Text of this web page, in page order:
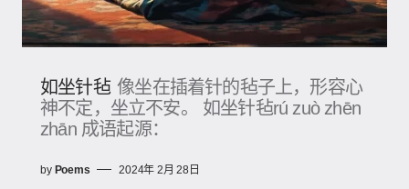
如坐针毡 像坐在插着针的毡子上，形容心
神不定，坐立不安。 如坐针毡rú zuò zhēn
zhān 成语起源：
by Poems 2024年 2月 28日